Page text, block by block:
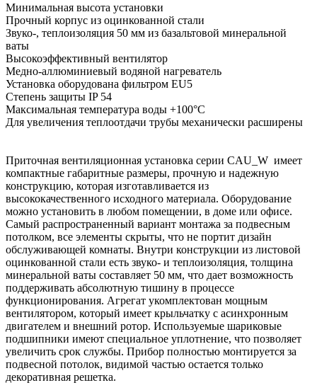
Минимальная высота установки
Прочный корпус из оцинкованной стали
Звуко-, теплоизоляция 50 мм из базальтовой минеральной
ваты
Высокоэффективный вентилятор
Медно-аллюминиевый водяной нагреватель
Установка оборудована фильтром EU5
Степень защиты IP 54
Максимальная температура воды +100°С
Для увеличения теплоотдачи трубы механически расширены
Приточная вентиляционная установка серии CAU_W имеет
компактные габаритные размеры, прочную и надежную
конструкцию, которая изготавливается из
высококачественного исходного материала. Оборудование
можно установить в любом помещении, в доме или офисе.
Самый распространенный вариант монтажа за подвесным
потолком, все элементы скрыты, что не портит дизайн
обслуживающей комнаты. Внутри конструкции из листовой
оцинкованной стали есть звуко- и теплоизоляция, толщина
минеральной ваты составляет 50 мм, что дает возможность
поддерживать абсолютную тишину в процессе
функционирования. Агрегат укомплектован мощным
вентилятором, который имеет крыльчатку с асинхронным
двигателем и внешний ротор. Используемые шариковые
подшипники имеют специальное уплотнение, что позволяет
увеличить срок службы. Прибор полностью монтируется за
подвесной потолок, видимой частью остается только
декоративная решетка.